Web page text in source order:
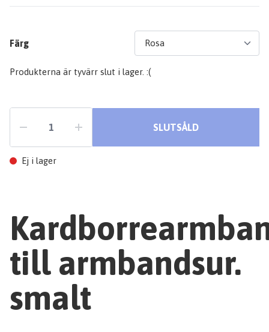
Färg
Produkterna är tyvärr slut i lager. :(
SLUTSÅLD
Ej i lager
till armbandsur.
smalt